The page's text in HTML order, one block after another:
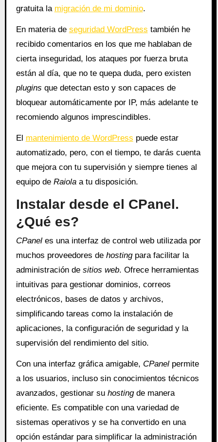
gratuita la migración de mi dominio.
En materia de seguridad WordPress también he
recibido comentarios en los que me hablaban de
cierta inseguridad, los ataques por fuerza bruta
están al día, que no te quepa duda, pero existen
plugins que detectan esto y son capaces de
bloquear automáticamente por IP, más adelante te
recomiendo algunos imprescindibles.
El mantenimiento de WordPress puede estar
automatizado, pero, con el tiempo, te darás cuenta
que mejora con tu supervisión y siempre tienes al
equipo de Raiolaa tu disposición.
Instalar desde el CPanel.
¿Qué es?
CPaneles una interfaz de control web utilizada por
muchos proveedores de hostingpara facilitar la
administración de sitios web. Ofrece herramientas
intuitivas para gestionar dominios, correos
electrónicos, bases de datos y archivos,
simplificando tareas como la instalación de
aplicaciones, la configuración de seguridad y la
supervisión del rendimiento del sitio.
Con una interfaz gráfica amigable, CPanelpermite
a los usuarios, incluso sin conocimientos técnicos
avanzados, gestionar su hostingde manera
eficiente. Es compatible con una variedad de
sistemas operativos y se ha convertido en una
opción estándar para simplificar la administración